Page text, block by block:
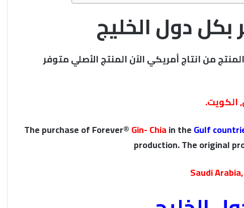
بكل دول الخليج
من انتاج أمريكي الآن المنتج الأصلي متوفر
الكويت.
The purchase of Forever®Gin- Chiain theGulf
production. The original
Saudi